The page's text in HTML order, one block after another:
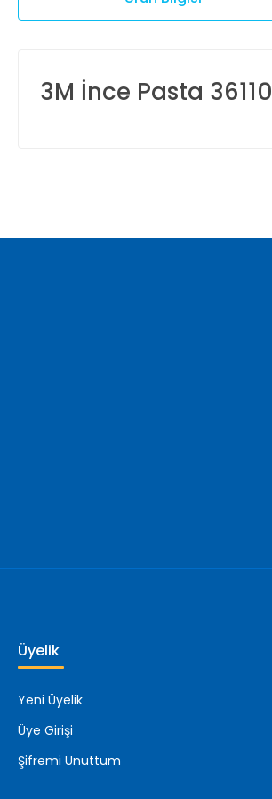
3M İnce Pasta 36110
Üyelik
Yeni Üyelik
Üye Girişi
Şifremi Unuttum